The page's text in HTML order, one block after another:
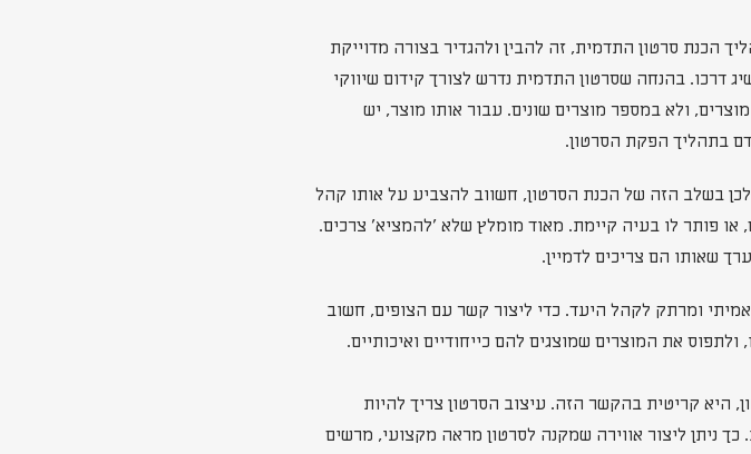
הכנת סרטון התדמית, זה להבין ולהגדיר בצורה מדוייקת
דרכו. בהנחה שסרטון התדמית נדרש לצורך קידום שיווקי
ולא במספר מוצרים שונים. עבור אותו מוצר, יש
בתהליך הפקת הסרטון.
בשלב הזה של הכנת הסרטון, חשווב להצביע על אותו קהל
או פותר לו בעיה קיימת. מאוד מומלץ שלא 'להמציא' צרכים.
שאותו הם צריכים לדמיין.
אמיתי ומרתק לקהל היעד. כדי ליצור קשר עם הצופים, חשוב
את המוצרים שמוצגים להם כייחודיים ואיכותיים.
היא קריטית בהקשר הזה. עיצוב הסרטון צריך להיות
ניתן ליצור אווירה שמקנה לסרטון מראה מקצועי, מרשים